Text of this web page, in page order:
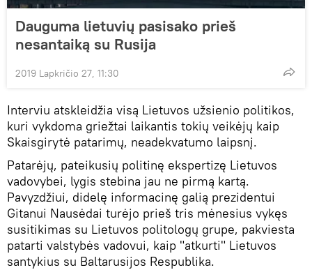
Dauguma lietuvių pasisako prieš
nesantaiką su Rusija
2019 Lapkričio 27, 11:30
Interviu atskleidžia visą Lietuvos užsienio politikos,
kuri vykdoma griežtai laikantis tokių veikėjų kaip
Skaisgirytė patarimų, neadekvatumo laipsnį.
Patarėjų, pateikusių politinę ekspertizę Lietuvos
vadovybei, lygis stebina jau ne pirmą kartą.
Pavyzdžiui, didelę informacinę galią prezidentui
Gitanui Nausėdai turėjo prieš tris mėnesius vykęs
susitikimas su Lietuvos politologų grupe, pakviesta
patarti valstybės vadovui, kaip "atkurti" Lietuvos
santykius su Baltarusijos Respublika.